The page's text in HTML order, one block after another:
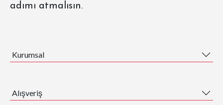
adımı atmalısın.
Kurumsal
Alışveriş